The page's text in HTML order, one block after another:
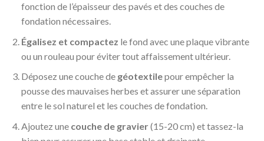
fonction de l’épaisseur des pavés et des couches de
fondation nécessaires.
Égalisez et compactez le fond avec une plaque vibrante
ou un rouleau pour éviter tout affaissement ultérieur.
Déposez une couche de géotextilepour empêcher la
pousse des mauvaises herbes et assurer une séparation
entre le sol naturel et les couches de fondation.
Ajoutez une couche de gravier(15-20 cm) et tassez-la